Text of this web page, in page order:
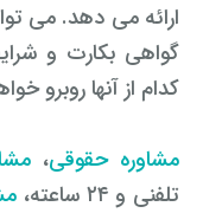
ارائه می دهد. می
گواهی بکارت و
کدام از آنها روبرو
مشاوره حقوقی،
تلفنی و ۲۴ ساعته،